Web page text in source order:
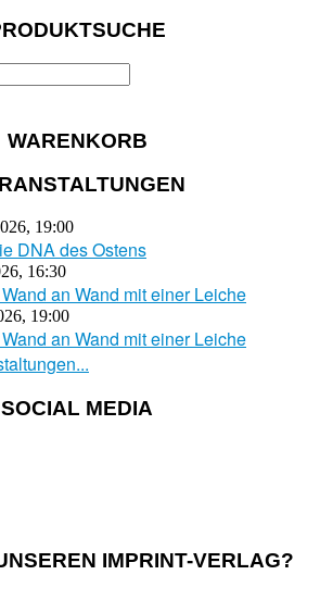
WARENKORB
, 19:00
DNA des Ostens
, 16:30
an Wand mit einer Leiche
, 19:00
an Wand mit einer Leiche
SOCIAL MEDIA
IMPRINT-VERLAG?